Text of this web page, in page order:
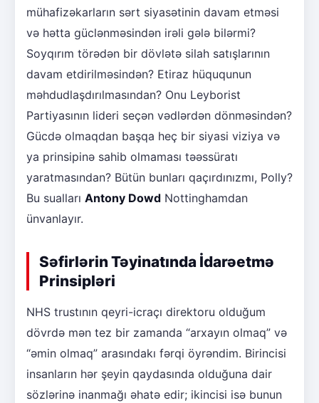
mühafizəkarların sərt siyasətinin davam etməsi
və hətta güclənməsindən irəli gələ bilərmi?
Soyqırım törədən bir dövlətə silah satışlarının
davam etdirilməsindən? Etiraz hüququnun
məhdudlaşdırılmasından? Onu Leyborist
Partiyasının lideri seçən vədlərdən dönməsindən?
Gücdə olmaqdan başqa heç bir siyasi viziya və
ya prinsipinə sahib olmaması təəssüratı
yaratmasından? Bütün bunları qaçırdınızmı, Polly?
Bu sualları Antony Dowd Nottinghamdan
ünvanlayır.
Səfirlərin Təyinatında İdarəetmə
Prinsipləri
NHS trustının qeyri-icraçı direktoru olduğum
dövrdə mən tez bir zamanda “arxayın olmaq” və
“əmin olmaq” arasındakı fərqi öyrəndim. Birincisi
insanların hər şeyin qaydasında olduğuna dair
sözlərinə inanmağı əhatə edir; ikincisi isə bunun